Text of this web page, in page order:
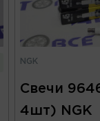
NGK
Свечи
4шт) NGK